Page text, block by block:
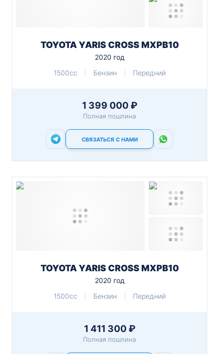
TOYOTA YARIS CROSS MXPB10
2020 год
1500cc
Бензин Передний
1 399 000 ₽
Полная пошлина
СВЯЗАТЬСЯ С НАМИ
TOYOTA YARIS CROSS MXPB10
2020 год
1500cc
Бензин Передний
1 411 300 ₽
Полная пошлина